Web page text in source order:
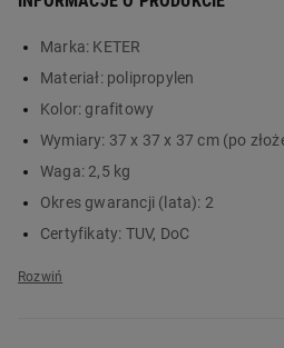
zmieszczą się w nim ogrodowe
ciepłe koce. Zamów produkt już dziś
kompaktowy stolik do
dodatkowa przestrzeń do
Marka: KETER
Materiał: polipropylen
Kolor: grafitowy
Wymiary: 37 x 37 x 37 cm (po
Waga: 2,5 kg
Okres gwarancji (lata): 2
Certyfikaty: TUV, DoC